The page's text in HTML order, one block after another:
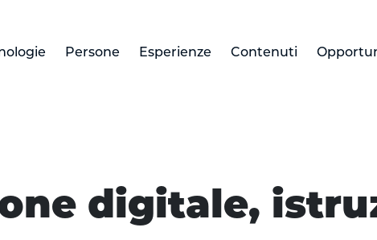
Persone Esperienze Contenuti
digitale,